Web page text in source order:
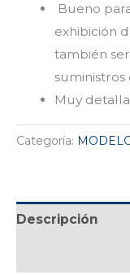
Bueno
exhibición
también
Muy
Categoría:
Descripción